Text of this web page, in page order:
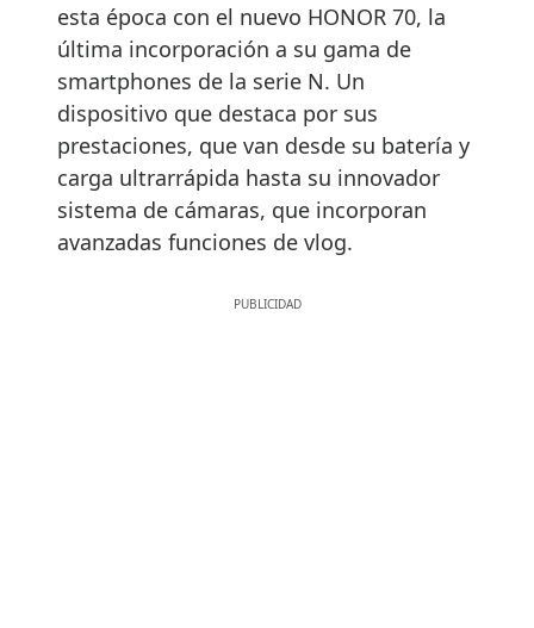
esta época con el nuevo HONOR 70, la
última incorporación a su gama de
smartphones de la serie N. Un
dispositivo que destaca por sus
prestaciones, que van desde su batería y
carga ultrarrápida hasta su innovador
sistema de cámaras, que incorporan
avanzadas funciones de vlog.